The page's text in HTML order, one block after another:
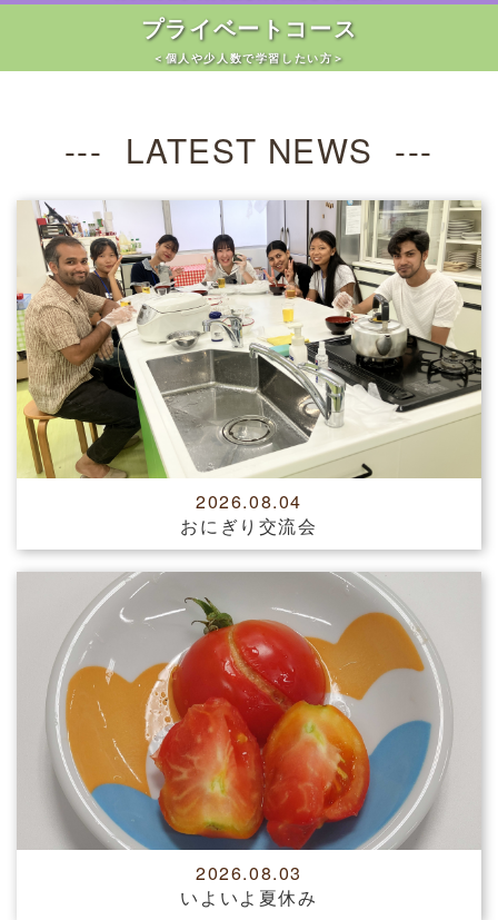
プライベートコース
＜個人や少人数で学習したい方＞
LATEST NEWS
2026.08.04
おにぎり交流会
2026.08.03
いよいよ夏休み